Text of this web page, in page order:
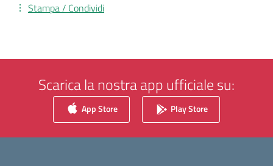
Stampa / Condividi
Scarica la nostra app ufficiale su:
App Store Play Store